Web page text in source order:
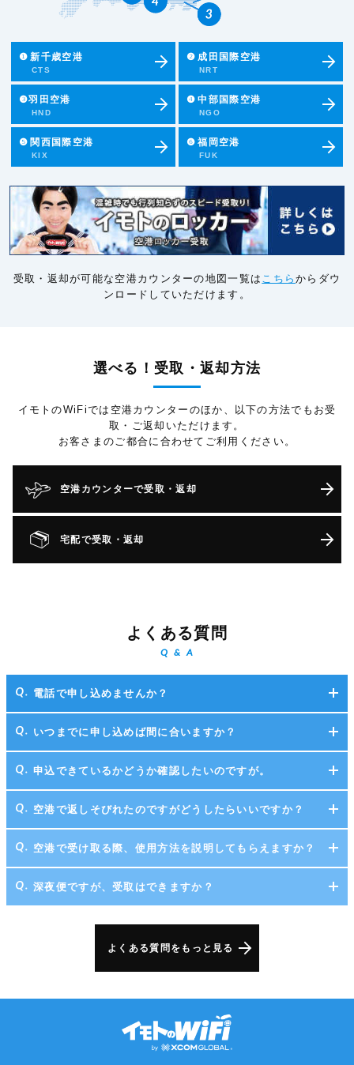
❶ 新千歳空港
CTS
❷ 成田国際空港
NRT
❸羽田空港
HND
❹ 中部国際空港
NGO
❺ 関西国際空港
KIX
❻ 福岡空港
FUK
受取・返却が可能な空港カウンターの地図一覧は こちらからダウ
ンロードしていただけます。
選べる！受取・返却方法
イモトのWiFiでは空港カウンターのほか、以下の方法でもお受
取・ご返却いただけます。
お客さまのご都合に合わせてご利用ください。
空港カウンターで受取・返却
宅配で受取・返却
よくある質問
Q & A
電話で申し込めませんか？
いつまでに申し込めば間に合いますか？
申込できているかどうか確認したいのですが。
空港で返しそびれたのですがどうしたらいいですか？
空港で受け取る際、使用方法を説明してもらえますか？
深夜便ですが、受取はできますか？
よくある質問をもっと見る